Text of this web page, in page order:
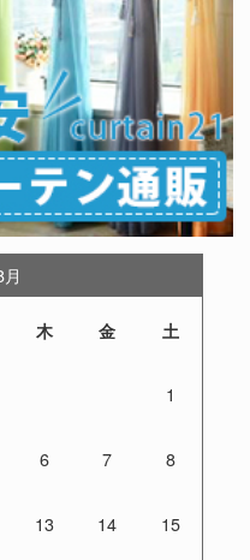
木 金 土
1
6 7 8
13 14 15